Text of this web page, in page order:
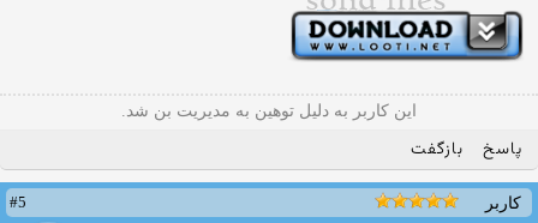
این کاربر به دلیل توهین به مدیریت بن شد.
پاسخ بازگفت
کاربر
#5